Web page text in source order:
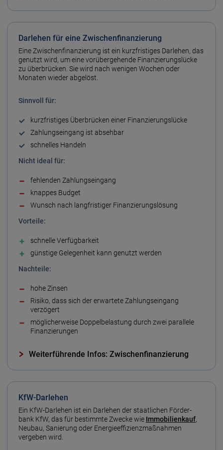
Darlehen für eine Zwischenfinanzierung
Eine Zwischen­finanzierung ist ein kurz­fristiges Darlehen, das
genutzt wird, um eine vorüber­gehende Finanzierungs­lücke
zu über­brücken. Sie wird nach wenigen Wochen oder
Monaten wieder abgelöst.
Sinn­voll für:
kurz­fristiges Über­brücken einer Finanzierungs­lücke
Zahlungs­eingang ist absehbar
schnelles Handeln
Nicht ideal für:
fehlenden Zahlungs­eingang
knappes Budget
Wunsch nach lang­fristiger Finanzierungs­lösung
Vorteile:
schnelle Verfügbar­keit
günstige Gelegenheit kann genutzt werden
Nachteile:
hohe Zinsen
Risiko, dass sich der erwartete Zahlungs­eingang
verzögert
möglicher­weise Doppel­belastung durch zwei parallele
Finanzierungen
Weiterführende Infos: Zwischenfinanzierung
KfW-Darlehen
Ein KfW-Darlehen ist ein Darlehen der staatlichen Förder­
bank KfW, das für bestimmte Zwecke wie Immobilien­kauf,
Neubau, Sanierung oder Energie­effizienz­maßnahmen
vergeben wird.